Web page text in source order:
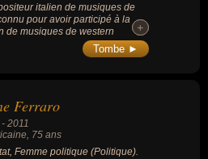
italien de musiques de
pour avoir participé à la
de musiques de western
(notamment de Sergio Leone) : «
de dollars, « Et pour
+
+
Tombe ►
Ferraro
- 2011
, 75 ans
Femme politique (Politique).